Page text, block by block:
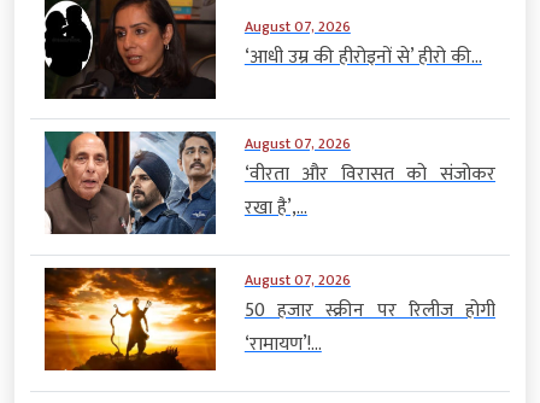
August 07, 2026
‘आधी उम्र की हीरोइनों से’ हीरो की...
August 07, 2026
‘वीरता और विरासत को संजोकर
रखा है’,...
August 07, 2026
50 हजार स्क्रीन पर रिलीज होगी
‘रामायण’!...